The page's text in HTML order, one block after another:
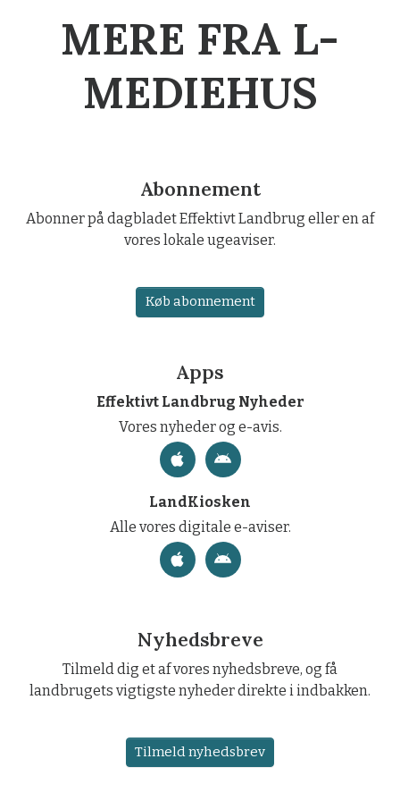
MERE FRA L-
MEDIEHUS
Abonnement
Abonner på dagbladet Effektivt Landbrug eller en af
vores lokale ugeaviser.
Køb abonnement
Apps
Effektivt Landbrug Nyheder
Vores nyheder og e-avis.
LandKiosken
Alle vores digitale e-aviser.
Nyhedsbreve
Tilmeld dig et af vores nyhedsbreve, og få
landbrugets vigtigste nyheder direkte i indbakken.
Tilmeld nyhedsbrev